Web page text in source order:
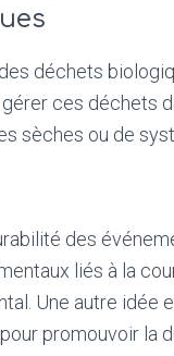
déchets
ces déchets
sèches ou de
des
liés à la
Une autre idée
promouvoir la